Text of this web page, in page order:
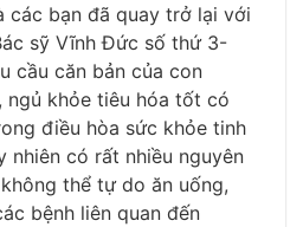
các bạn đã quay trở lại với
sỹ Vĩnh Đức số thứ 3-
cầu căn bản của con
ngủ khỏe tiêu hóa tốt có
điều hòa sức khỏe tinh
nhiên có rất nhiều nguyên
thể tự do ăn uống,
bệnh liên quan đến